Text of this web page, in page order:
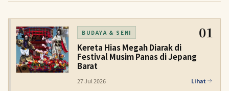
BUDAYA & SENI 01
Kereta Hias Megah Diarak di
Festival Musim Panas di Jepang
Barat
27 Jul 2026 Lihat